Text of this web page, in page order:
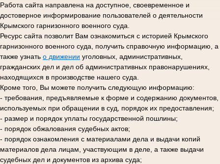
Работа сайта направлена на доступное, своевременное и
достоверное информирование пользователей о деятельности
Крымского гарнизонного военного суда.
Ресурс сайта позволит Вам ознакомиться с историей Крымского
гарнизонного военного суда, получить справочную информацию, а
также узнать о движении уголовных, административных,
гражданских дел и дел об административных правонарушениях,
находящихся в производстве нашего суда.
Кроме того, Вы можете получить следующую информацию:
- требования, предъявляемые к форме и содержанию документов,
используемых при обращении в суд, порядок их предоставления;
- размер и порядок уплаты государственной пошлины;
- порядок обжалования судебных актов;
- порядок ознакомления с материалами дела и выдачи копий
материалов дела лицам, участвующим в деле, а также выдачи
судебных дел и документов из архива суда;